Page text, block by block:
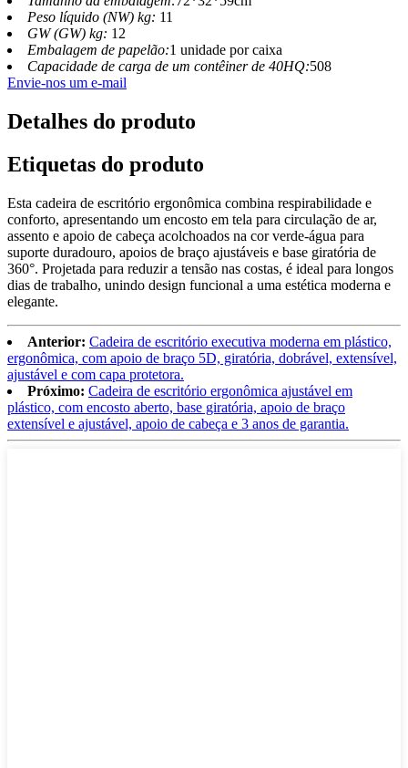
Peso líquido (NW) kg: 11
GW (GW) kg: 12
Embalagem de papelão:1 unidade por caixa
Capacidade de carga de um contêiner de 40HQ:508
Envie-nos um e-mail
Detalhes do produto
Etiquetas do produto
Esta cadeira de escritório ergonômica combina respirabilidade e
conforto, apresentando um encosto em tela para circulação de ar,
assento e apoio de cabeça acolchoados na cor verde-água para
suporte duradouro, apoios de braço ajustáveis ​​e base giratória de
360°. Projetada para reduzir a tensão nas costas, é ideal para longos
dias de trabalho, unindo design funcional a uma estética moderna e
elegante.
Anterior: Cadeira de escritório executiva moderna em plástico,
ergonômica, com apoio de braço 5D, giratória, dobrável, extensível,
ajustável e com capa protetora.
Próximo: Cadeira de escritório ergonômica ajustável em
plástico, com encosto aberto, base giratória, apoio de braço
extensível e ajustável, apoio de cabeça e 3 anos de garantia.